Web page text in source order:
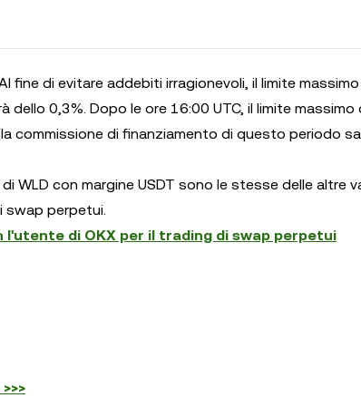
fine di evitare addebiti irragionevoli, il limite
dello 0,3%. Dopo le ore 16:00 UTC, il limite
commissione di finanziamento di questo periodo
WLD con margine USDT sono le stesse delle altre
swap perpetui.
l'utente di OKX per il trading di swap perpetui